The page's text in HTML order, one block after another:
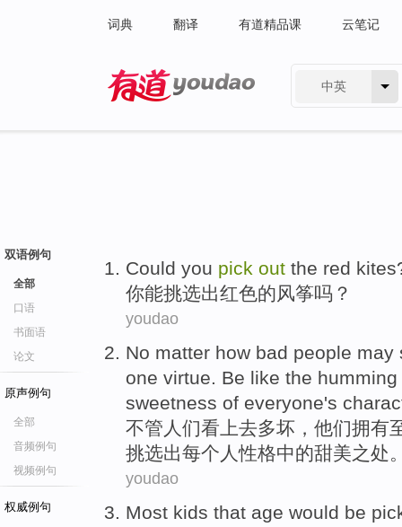
词典 翻译 有道精品课 云笔记
中英
双语例句
全部
口语
书面语
论文
原声例句
全部
音频例句
视频例句
权威例句
Could you pick out the red kites
你能挑选出红色的风筝吗？
youdao
No matter how bad people may
one virtue. Be like the humming
sweetness of everyone's
不管 人们看上去多坏 ， 他们拥有
挑选出每个人性格中的甜美之处
youdao
Most kids that age would be